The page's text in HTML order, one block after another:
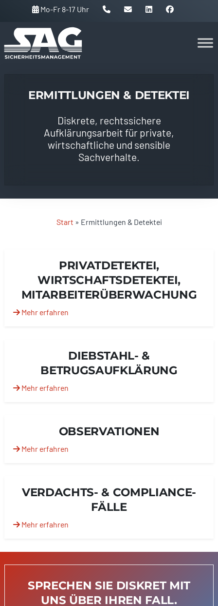
Mo-Fr 8-17 Uhr
Skip
ERMITTLUNGEN & DETEKTEI
Diskrete, rechtssichere
Aufklärungsarbeit für private,
wirtschaftliche und sensible
Sachverhalte.
Start » Ermittlungen & Detektei
PRIVATDETEKTEI,
WIRTSCHAFTSDETEKTEI,
MITARBEITERÜBERWACHUNG
Mehr erfahren
DIEBSTAHL- &
BETRUGSAUFKLÄRUNG
Mehr erfahren
OBSERVATIONEN
Mehr erfahren
VERDACHTS- & COMPLIANCE-
FÄLLE
Mehr erfahren
SPRECHEN SIE DISKRET MIT
UNS ÜBER IHREN FALL.